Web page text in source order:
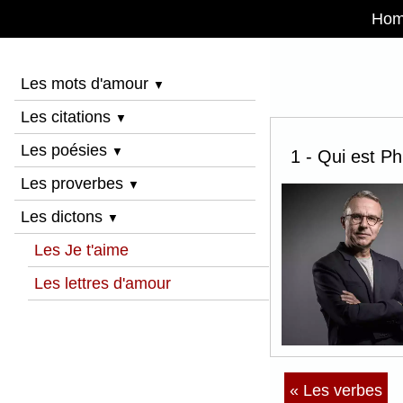
Les mots d'amour ▼
Les citations ▼
Les poésies ▼
Les proverbes ▼
Les dictons ▼
Les Je t'aime
Les lettres d'amour
1 - Qui est
« Les verbes